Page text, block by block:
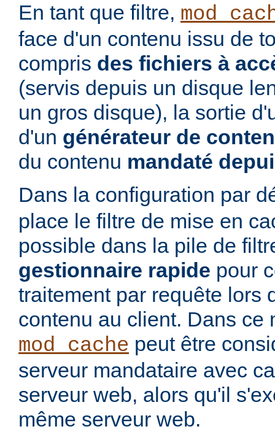
En tant que filtre,
face d'un contenu issu de
compris des fichiers à
(servis depuis un disque
un gros disque), la sortie
d'un générateur de
du contenu mandaté
Dans la configuration par
place le filtre de mise en
possible dans la pile de
gestionnaire rapide pour
traitement par requête lors
contenu au client. Dans ce
mod_cache peut être
serveur mandataire avec
serveur web, alors qu'il
même serveur web.